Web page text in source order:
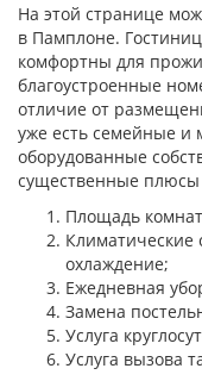
На этой странице
в Памплоне.
комфортны для
благоустроенные
отличие от
уже есть семейные и
оборудованные
существенные плюсы
Площадь
Климатические
охлаждение;
Ежедневная
Замена
Услуга
Услуга вызова